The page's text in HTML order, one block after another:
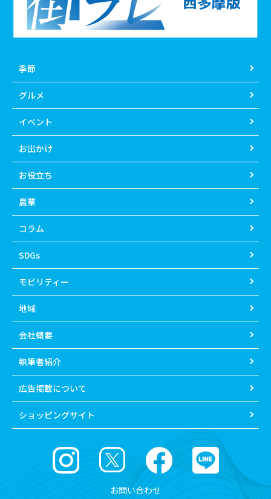
季節
グルメ
イベント
お出かけ
お役立ち
農業
コラム
SDGs
モビリティー
地域
会社概要
執筆者紹介
広告掲載について
ショッピングサイト
お問い合わせ